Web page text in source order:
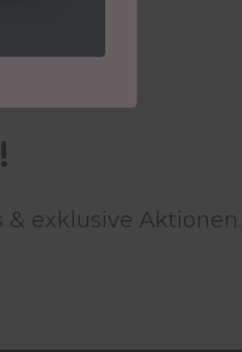
& exklusive Aktionen.